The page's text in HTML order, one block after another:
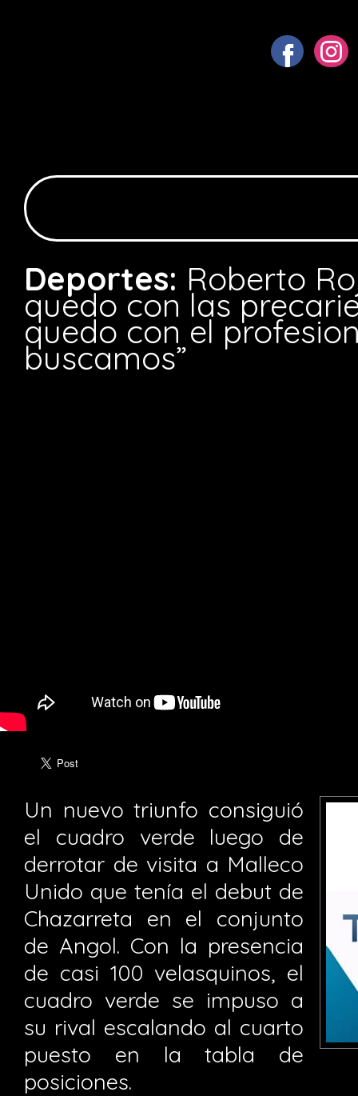
Deportes: Roberto
quedo con las
quedo con el
buscamos”
Un nuevo triunfo consiguió
el cuadro verde luego de
derrotar de visita a Malleco
Unido que tenía el debut de
Chazarreta en el conjunto
de Angol. Con la presencia
de casi 100 velasquinos, el
cuadro verde se impuso a
su rival escalando al cuarto
puesto en la tabla de
posiciones.